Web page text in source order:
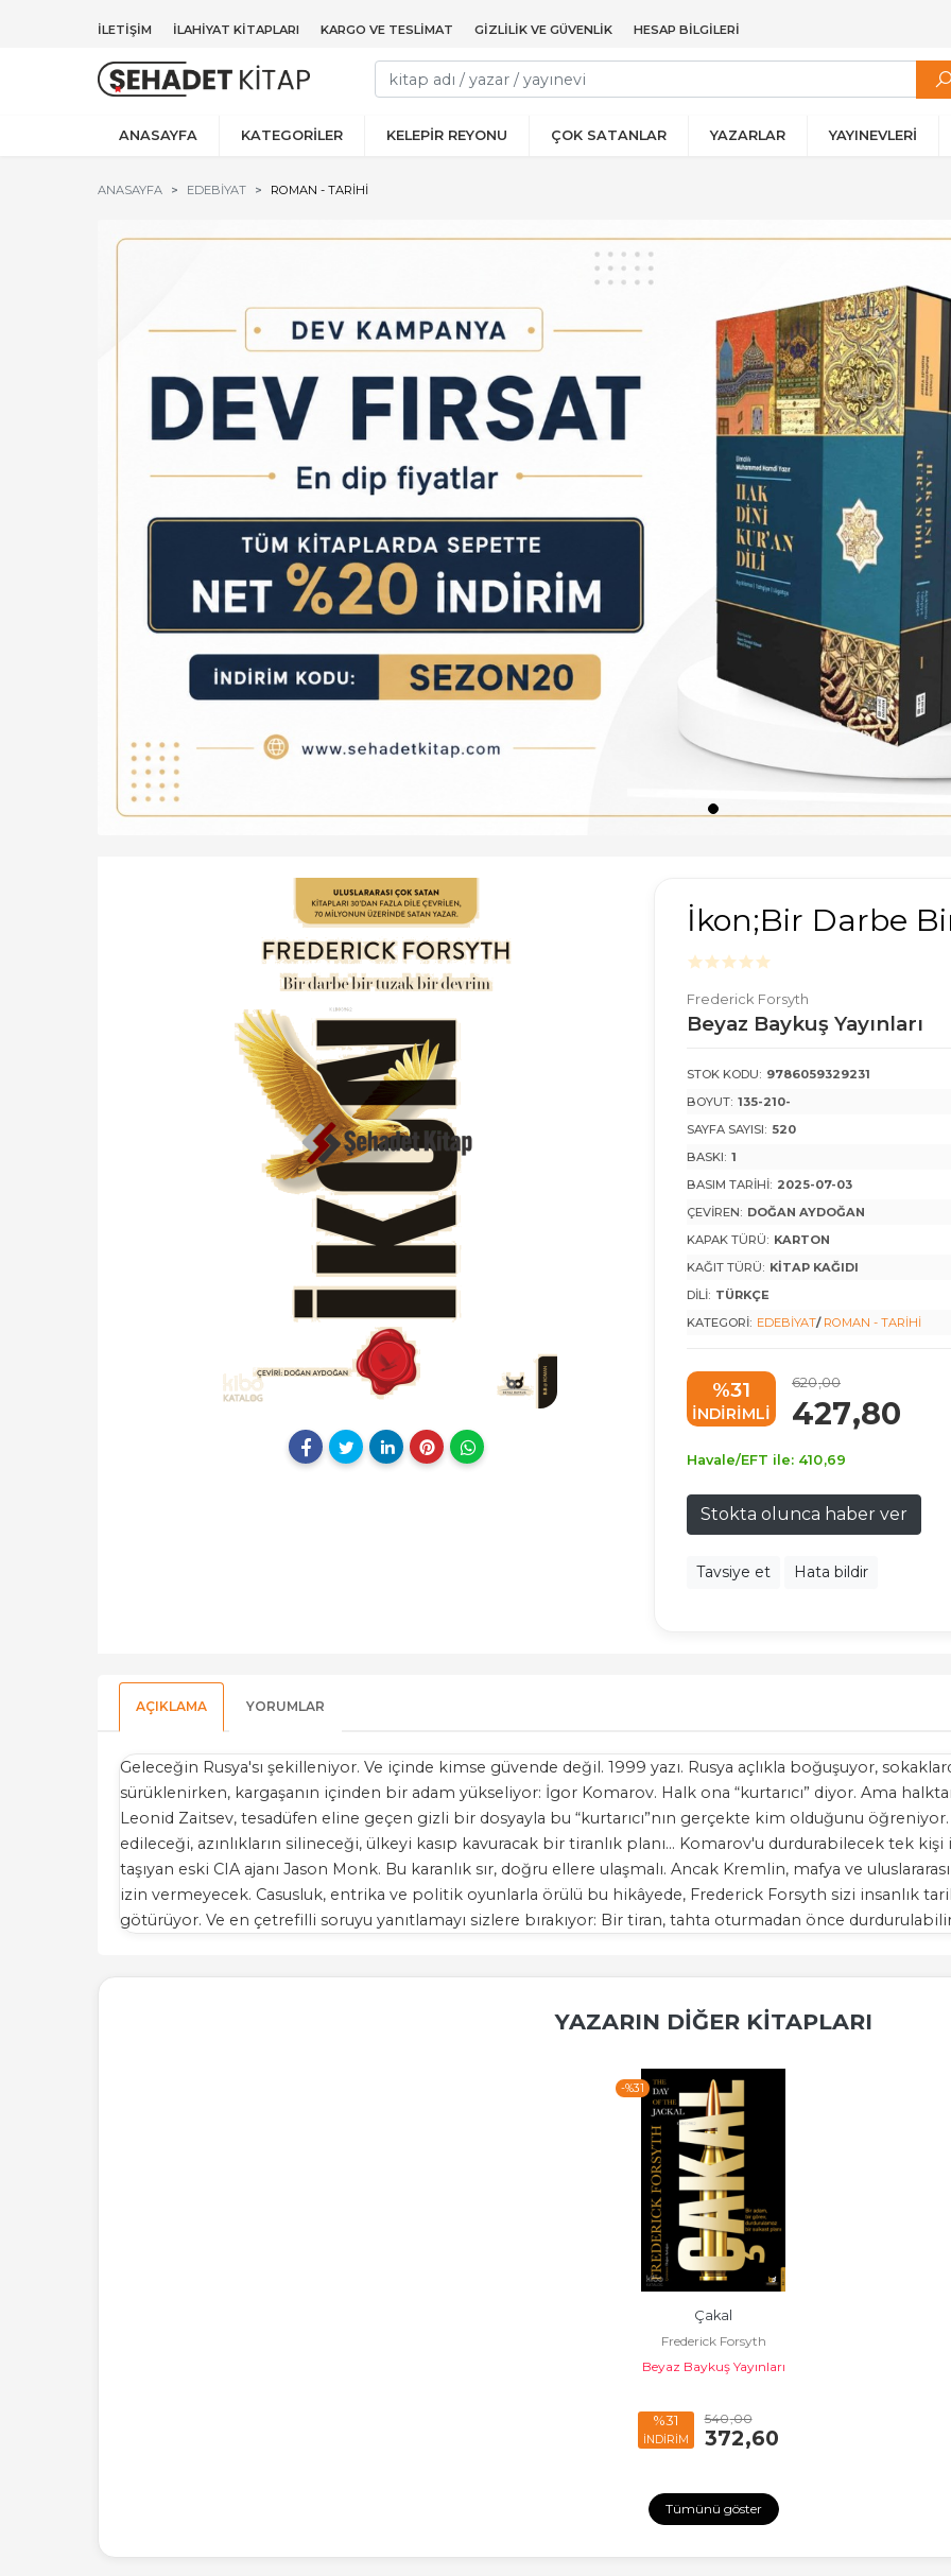
İLETIŞIM İLAHIYAT KITAPLARI KARGO VE TESLIMAT GIZLILIK VE GÜVENLIK HESAP BILGILERI
ANASAYFA KATEGORİLER KELEPİR REYONU ÇOK SATANLAR YAZARLAR YAYINEVLERİ
ANASAYFA EDEBIYAT ROMAN - TARIHI
İkon;Bir Darbe
Frederick Forsyth
Beyaz Baykuş Yayınları
STOK KODU: 9786059329231
BOYUT: 135-210-
SAYFA SAYISI: 520
BASKI: 1
BASIM TARIHI: 2025-07-03
ÇEVIREN: DOĞAN AYDOĞAN
KAPAK TÜRÜ: KARTON
KAĞIT TÜRÜ: KITAP KAĞIDI
DILI: TÜRKÇE
KATEGORI: EDEBIYAT/ ROMAN - TARIHI
%31
INDIRIMLI
620,00
427,80
Havale/EFT ile: 410,69
Stokta olunca haber ver
Tavsiye et Hata bildir
AÇIKLAMA YORUMLAR
Geleceğin Rusya'sı şekilleniyor. Ve içinde kimse güvende değil. 1999 yazı. Rusya açlıkla boğuşuyor,
sürüklenirken, kargaşanın içinden bir adam yükseliyor: İgor Komarov. Halk ona “kurtarıcı” diyor. Ama
Leonid Zaitsev, tesadüfen eline geçen gizli bir dosyayla bu “kurtarıcı”nın gerçekte kim olduğunu
edileceği, azınlıkların silineceği, ülkeyi kasıp kavuracak bir tiranlık planı... Komarov'u durdurabilecek tek
taşıyan eski CIA ajanı Jason Monk. Bu karanlık sır, doğru ellere ulaşmalı. Ancak Kremlin, mafya ve
izin vermeyecek. Casusluk, entrika ve politik oyunlarla örülü bu hikâyede, Frederick Forsyth sizi insanlık
götürüyor. Ve en çetrefilli soruyu yanıtlamayı sizlere bırakıyor: Bir tiran, tahta oturmadan önce
YAZARIN DIĞER KITAPLARI
-%31
Çakal
Frederick Forsyth
Beyaz Baykuş Yayınları
%31
İNDİRİM
540,00
372,60
Tümünü göster